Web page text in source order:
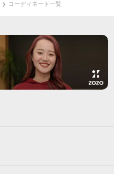
コーディネート一覧